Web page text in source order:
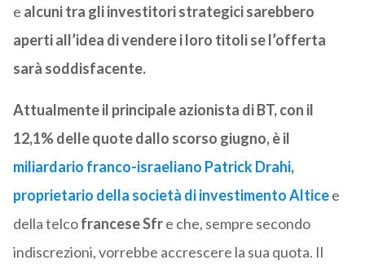
e alcuni tra gli investitori strategici sarebbero
aperti all’idea di vendere i loro titoli se l’offerta
sarà soddisfacente.
Attualmente il principale azionista di BT, con il
12,1% delle quote dallo scorso giugno, è il
miliardario franco-israeliano Patrick Drahi,
proprietario della società di investimento Alticee
della telcofrancese Sfre che, sempre secondo
indiscrezioni, vorrebbe accrescere la sua quota. Il